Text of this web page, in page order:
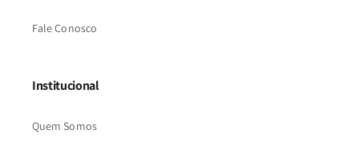
Fale Conosco
Institucional
Quem Somos